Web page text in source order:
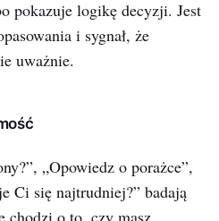
pokazuje logikę decyzji. Jest
i sygnał, że
uważnie.
„Opowiedz o porażce”,
Ci się najtrudniej?” badają
chodzi o to, czy masz